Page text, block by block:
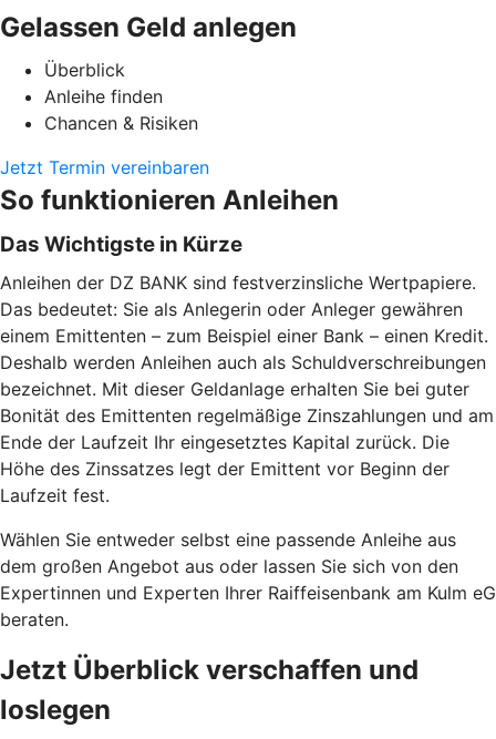
Gelassen Geld anlegen
Überblick
Anleihe finden
Chancen & Risiken
Jetzt Termin vereinbaren
So funktionieren Anleihen
Das Wichtigste in Kürze
Anleihen der DZ BANK sind festverzinsliche Wertpapiere.
Das bedeutet: Sie als Anlegerin oder Anleger gewähren
einem Emittenten – zum Beispiel einer Bank – einen Kredit.
Deshalb werden Anleihen auch als Schuldverschreibungen
bezeichnet. Mit dieser Geldanlage erhalten Sie bei guter
Bonität des Emittenten regelmäßige Zinszahlungen und am
Ende der Laufzeit Ihr eingesetztes Kapital zurück. Die
Höhe des Zinssatzes legt der Emittent vor Beginn der
Laufzeit fest.
Wählen Sie entweder selbst eine passende Anleihe aus
dem großen Angebot aus oder lassen Sie sich von den
Expertinnen und Experten Ihrer Raiffeisenbank am Kulm eG
beraten.
Jetzt Überblick verschaffen und
loslegen